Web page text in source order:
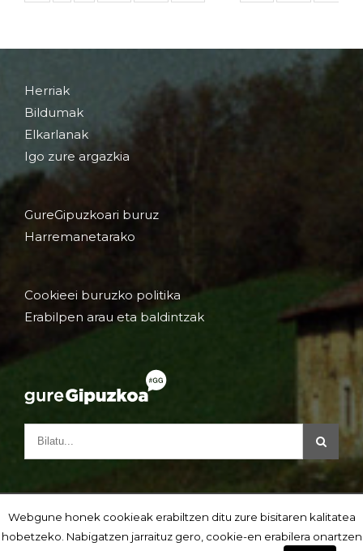
Herriak
Bildumak
Elkarlanak
Igo zure argazkia
GureGipuzkoari buruz
Harremanetarako
Cookieei buruzko politika
Erabilpen arau eta baldintzak
Webgune honek cookieak erabiltzen ditu zure bisitaren kalitatea
hobetzeko. Nabigatzen jarraituz gero, cookie-en erabilera onartzen